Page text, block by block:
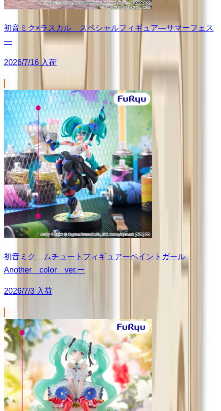
初音ミク×ラスカル スペシャルフィギュア―サマーフェス
―
2026/7/16 入荷
初音ミク ムチュートフィギュアーペイントガール
Another color ver.ー
2026/7/3 入荷